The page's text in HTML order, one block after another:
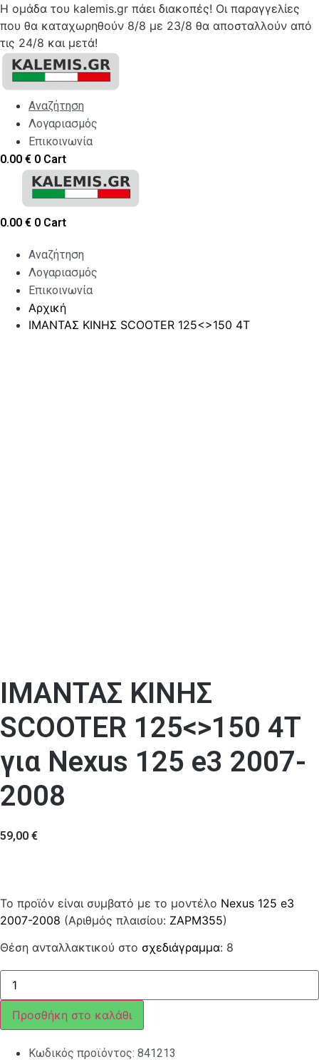
Η ομάδα του kalemis.gr πάει διακοπές! Οι παραγγελίες
που θα καταχωρηθούν 8/8 με 23/8 θα αποσταλλούν από
τις 24/8 και μετά!
Skip
content
Αναζήτηση
Λογαριασμός
Επικοινωνία
0.00 € 0 Cart
0.00 € 0 Cart
Αναζήτηση
Λογαριασμός
Επικοινωνία
Αρχική
ΙΜΑΝΤΑΣ ΚΙΝΗΣ SCOOTER 125<>150 4T
ΙΜΑΝΤΑΣ ΚΙΝΗΣ
SCOOTER 125<>150 4T
για Nexus 125 e3 2007-
2008
59,00 €
Το προϊόν είναι συμβατό με το μοντέλο Nexus 125 e3
2007-2008 (Αριθμός πλαισίου: ZAPM355)
Θέση ανταλλακτικού στο σχεδιάγραμμα: 8
ΙΜΑΝΤΑΣ
ΚΙΝΗΣ
SCOOTER
125<>150
4T
ποσότητα
Προσθήκη στο καλάθι
Κωδικός προϊόντος: 841213